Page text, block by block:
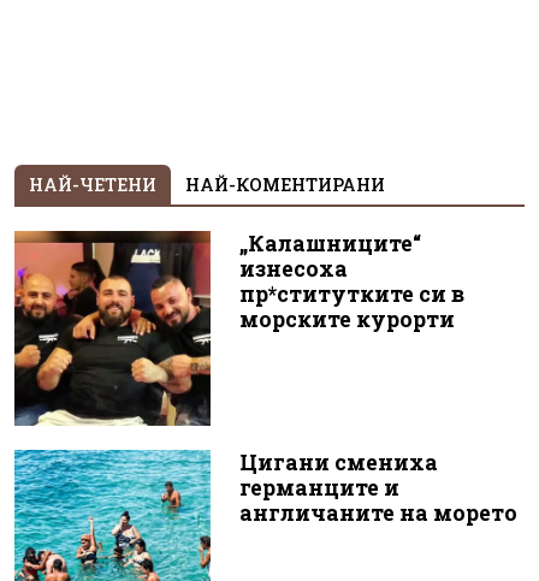
НАЙ-ЧЕТЕНИ НАЙ-КОМЕНТИРАНИ
„Калашниците“
изнесоха
пр*ститутките си в
морските курорти
Цигани смениха
германците и
англичаните на морето